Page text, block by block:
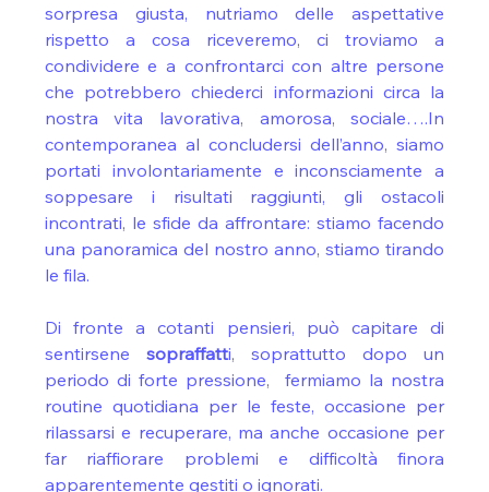
sorpresa giusta, nutriamo delle aspettative
rispetto a cosa riceveremo, ci troviamo a
condividere e a confrontarci con altre persone
che potrebbero chiederci informazioni circa la
nostra vita lavorativa, amorosa, sociale….In
contemporanea al concludersi dell’anno, siamo
portati involontariamente e inconsciamente a
soppesare i risultati raggiunti, gli ostacoli
incontrati, le sfide da affrontare: stiamo facendo
una panoramica del nostro anno, stiamo tirando
le fila.
Di fronte a cotanti pensieri, può capitare di
sentirsene sopraffatti, soprattutto dopo un
periodo di forte pressione,  fermiamo la nostra
routine quotidiana per le feste, occasione per
rilassarsi e recuperare, ma anche occasione per
far riaffiorare problemi e difficoltà finora
apparentemente gestiti o ignorati.